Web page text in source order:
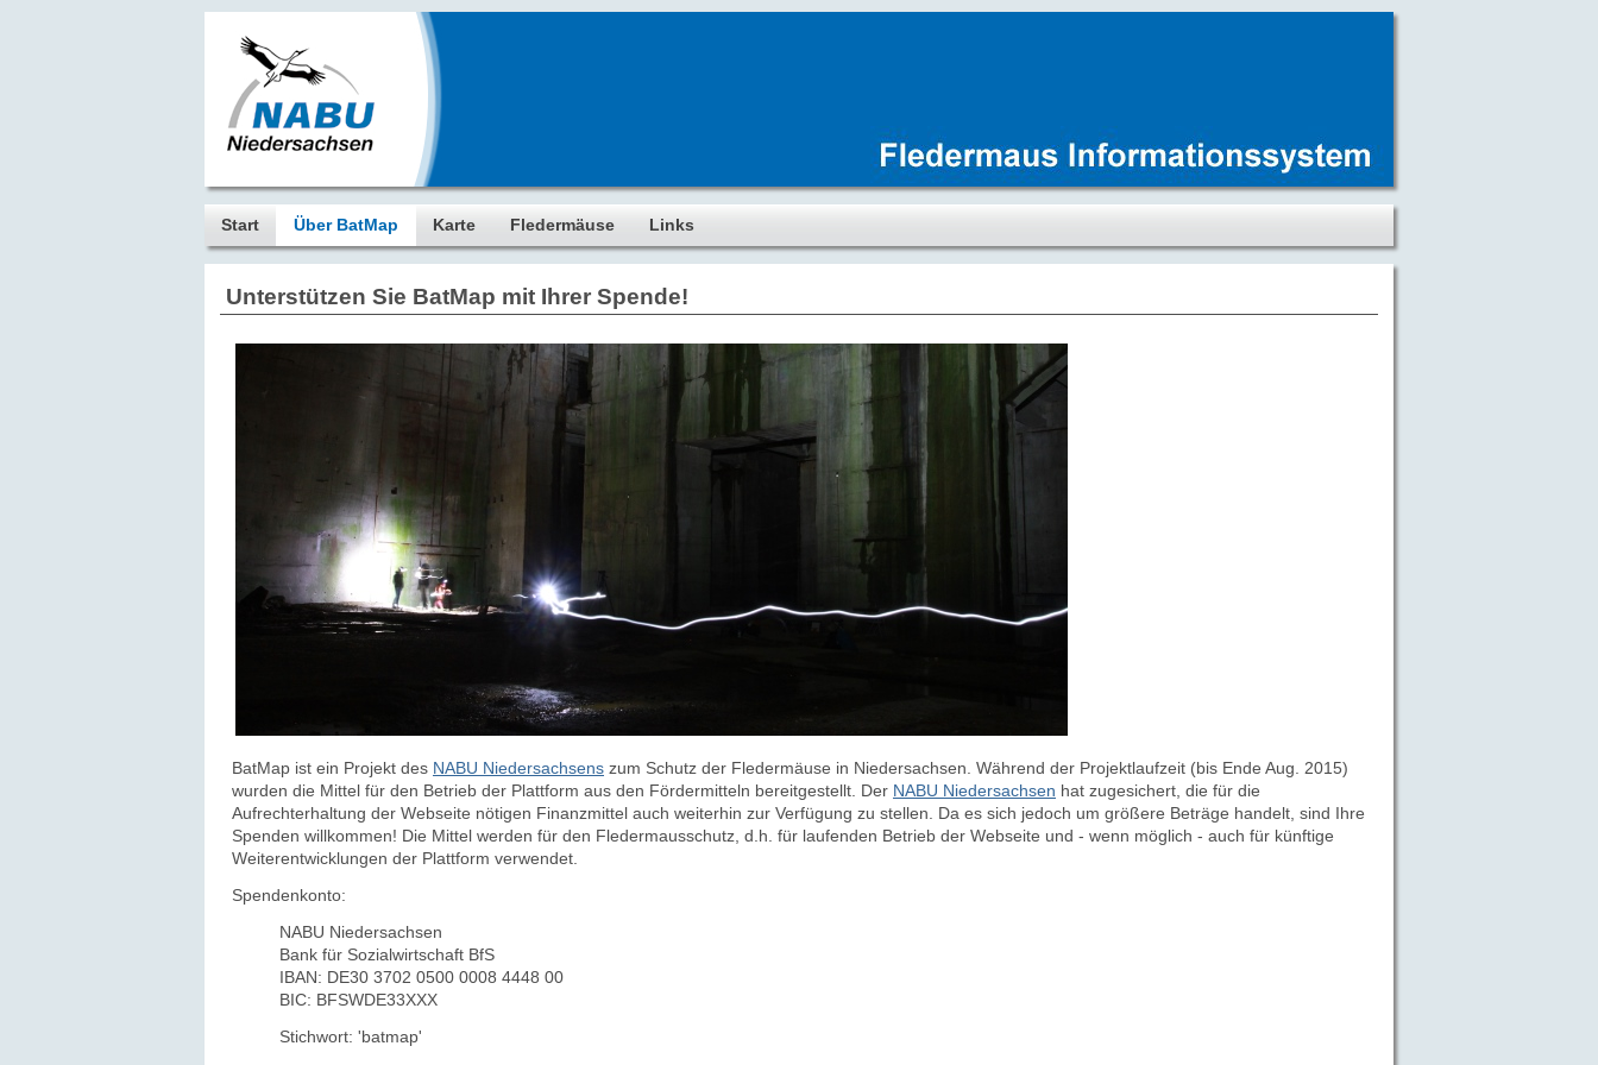
Start Über BatMap Karte Fledermäuse Links
Unterstützen Sie BatMap mit Ihrer Spende!
BatMap ist ein Projekt des NABU Niedersachsens zum Schutz der Fledermäuse in Niedersachsen. Während der Projektlaufzeit (bis Ende Aug. 2015)
wurden die Mittel für den Betrieb der Plattform aus den Fördermitteln bereitgestellt. Der NABU Niedersachsen hat zugesichert, die für die
Aufrechterhaltung der Webseite nötigen Finanzmittel auch weiterhin zur Verfügung zu stellen. Da es sich jedoch um größere Beträge handelt, sind Ihre
Spenden willkommen! Die Mittel werden für den Fledermausschutz, d.h. für laufenden Betrieb der Webseite und - wenn möglich - auch für künftige
Weiterentwicklungen der Plattform verwendet.
Spendenkonto:
NABU Niedersachsen
Bank für Sozialwirtschaft BfS
IBAN: DE30 3702 0500 0008 4448 00
BIC: BFSWDE33XXX
Stichwort: 'batmap'